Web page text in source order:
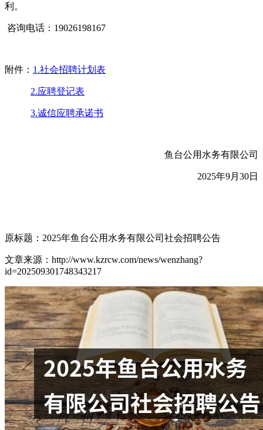
利。
咨询电话：19026198167
附件： 1.社会招聘计划表
2.应聘登记表
3.诚信应聘承诺书
鱼台公用水务有限公司
2025年9月30日
原标题：2025年鱼台公用水务有限公司社会招聘公告
文章来源：http://www.kzrcw.com/news/wenzhang?
id=202509301748343217